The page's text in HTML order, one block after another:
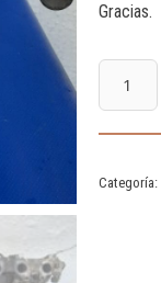
Gracias.
Categoría: